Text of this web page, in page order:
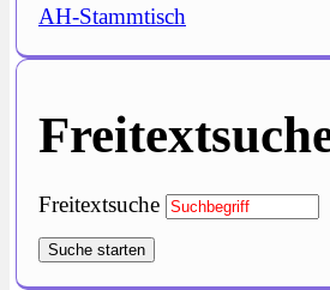
AH-Stammtisch
Freitextsuche
Suche starten